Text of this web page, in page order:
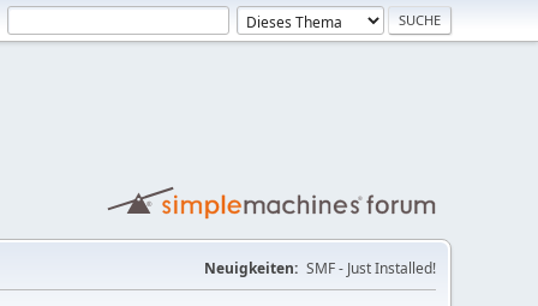
Neuigkeiten: SMF - Just Installed!